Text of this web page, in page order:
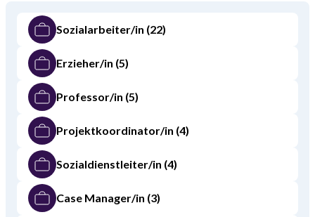
Sozialarbeiter/in (22)
Erzieher/in (5)
Professor/in (5)
Projektkoordinator/in (4)
Sozialdienstleiter/in (4)
Case Manager/in (3)